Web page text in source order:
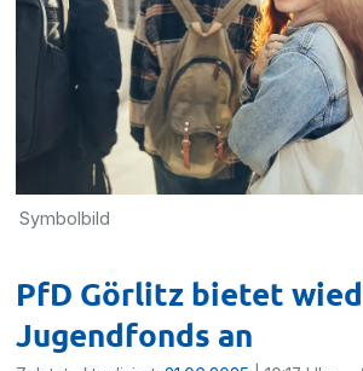
Symbolbild
PfD Görlitz bietet
Jugendfonds an